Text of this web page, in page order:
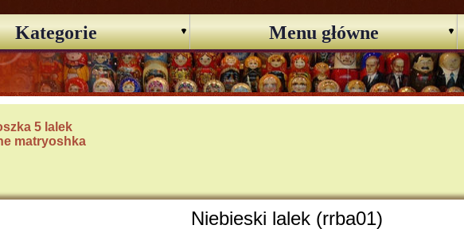
Kategorie Menu główne
5 lalek
matryoshka
Niebieski lalek (rrba01)